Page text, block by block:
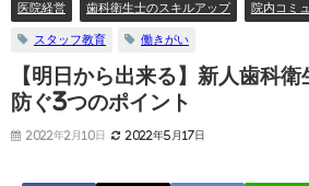
医院経営 歯科衛生士のスキルアップ 院内コミ
スタッフ教育 働きがい
【明日から出来る】新人歯科
防ぐ3つのポイント
2022年2月10日 2022年5月17日